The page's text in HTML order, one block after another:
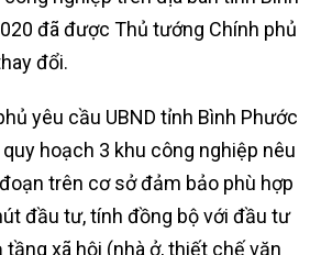
đã được Thủ tướng Chính phủ
đổi.
yêu cầu UBND tỉnh Bình Phước
hoạch 3 khu công nghiệp nêu
trên cơ sở đảm bảo phù hợp
đầu tư, tính đồng bộ với đầu tư
tầng xã hội (nhà ở, thiết chế văn